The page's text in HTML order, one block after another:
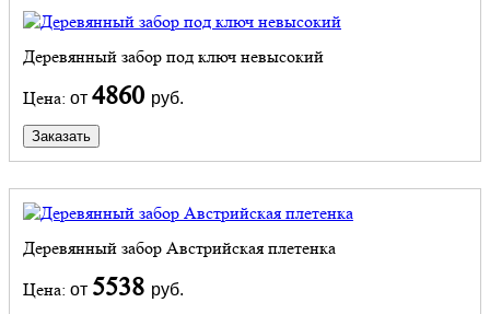
Деревянный забор под ключ невысокий
Цена: от 4860 руб.
Заказать
Деревянный забор Австрийская плетенка
Цена: от 5538 руб.